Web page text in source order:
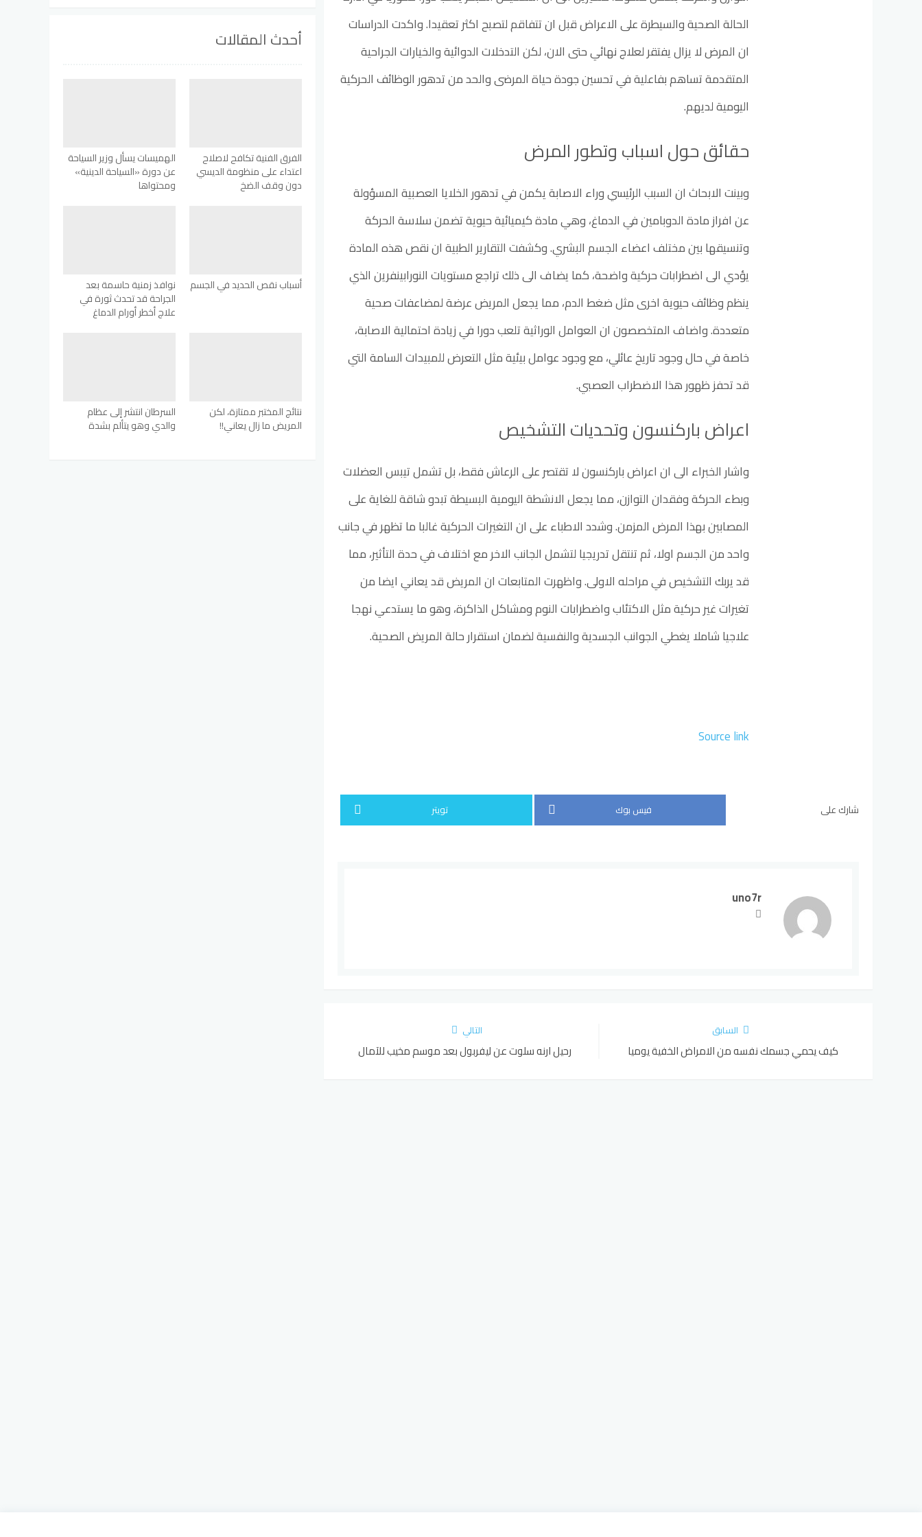
الحالة الصحية والسيطرة على الاعراض قبل ان تتفاقم لتصبح اكثر تعقيدا. واكدت الدراسات
ان المرض لا يزال يفتقر لعلاج نهائي حتى الان، لكن التدخلات الدوائية والخيارات الجراحية
المتقدمة تساهم بفاعلية في تحسين جودة حياة المرضى والحد من تدهور الوظائف الحركية
اليومية لديهم.
حقائق حول اسباب وتطور المرض
وبينت الابحاث ان السبب الرئيسي وراء الاصابة يكمن في تدهور الخلايا العصبية المسؤولة
عن افراز مادة الدوبامين في الدماغ، وهي مادة كيميائية حيوية تضمن سلاسة الحركة
وتنسيقها بين مختلف اعضاء الجسم البشري. وكشفت التقارير الطبية ان نقص هذه المادة
يؤدي الى اضطرابات حركية واضحة، كما يضاف الى ذلك تراجع مستويات النورابينفرين الذي
ينظم وظائف حيوية اخرى مثل ضغط الدم، مما يجعل المريض عرضة لمضاعفات صحية
متعددة. واضاف المتخصصون ان العوامل الوراثية تلعب دورا في زيادة احتمالية الاصابة،
خاصة في حال وجود تاريخ عائلي، مع وجود عوامل بيئية مثل التعرض للمبيدات السامة التي
قد تحفز ظهور هذا الاضطراب العصبي.
اعراض باركنسون وتحديات التشخيص
واشار الخبراء الى ان اعراض باركنسون لا تقتصر على الرعاش فقط، بل تشمل تيبس العضلات
وبطء الحركة وفقدان التوازن، مما يجعل الانشطة اليومية البسيطة تبدو شاقة للغاية على
المصابين بهذا المرض المزمن. وشدد الاطباء على ان التغيرات الحركية غالبا ما تظهر في جانب
واحد من الجسم اولا، ثم تنتقل تدريجيا لتشمل الجانب الاخر مع اختلاف في حدة التأثير، مما
قد يربك التشخيص في مراحله الاولى. واظهرت المتابعات ان المريض قد يعاني ايضا من
تغيرات غير حركية مثل الاكتئاب واضطرابات النوم ومشاكل الذاكرة، وهو ما يستدعي نهجا
علاجيا شاملا يغطي الجوانب الجسدية والنفسية لضمان استقرار حالة المريض الصحية.
Source link
شارك على فيس بوك تويتر
uno7r
السابق
كيف يحمي جسمك نفسه من الامراض الخفية يوميا
التالي
رحيل ارنه سلوت عن ليفربول بعد موسم مخيب للآمال
أحدث المقالات
الفرق الفنية تكافح لاصلاح
اعتداء على منظومة الديسي
دون وقف الضخ
الهميسات يسأل وزير السياحة
عن دورة «السياحة الدينية»
ومحتواها
أسباب نقص الحديد في الجسم نوافذ زمنية حاسمة بعد
الجراحة قد تحدث ثورة في
علاج أخطر أورام الدماغ
نتائج المختبر ممتازة، لكن
المريض ما زال يعاني!!
السرطان انتشر إلى عظام
والدي وهو يتألم بشدة